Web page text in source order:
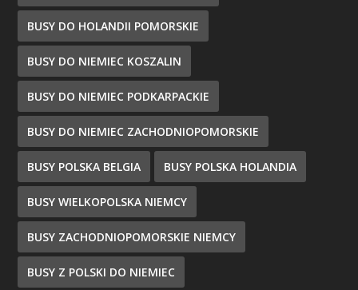
BUSY DO HOLANDII POMORSKIE
BUSY DO NIEMIEC KOSZALIN
BUSY DO NIEMIEC PODKARPACKIE
BUSY DO NIEMIEC ZACHODNIOPOMORSKIE
BUSY POLSKA BELGIA BUSY POLSKA HOLANDIA
BUSY WIELKOPOLSKA NIEMCY
BUSY ZACHODNIOPOMORSKIE NIEMCY
BUSY Z POLSKI DO NIEMIEC